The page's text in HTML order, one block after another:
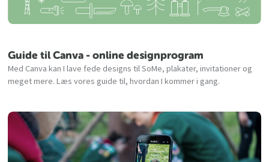
Guide til Canva - online designprogram
Med Canva kan I lave fede designs til SoMe, plakater, invitationer og
meget mere. Læs vores guide til, hvordan I kommer i gang.